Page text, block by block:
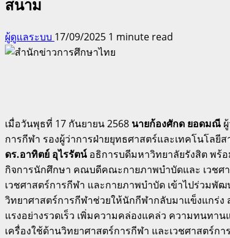
สนาม
ผู้ดูแลระบบ 17/09/2025 1 minute read
เมื่อวันพุธที่ 17 กันยายน 2568 นายก้องศักด ยอดมณี
การกีฬา รองผู้ว่าการฝ่ายยุทธศาสตร์และเทคโนโล
ดร.อาทิตย์ อุไรรัตน์อธิการบดีมหาวิทยาลัยรังสิต พร้
กิจการนักศึกษา คณบดีคณะกายภาพบำบัดและ เวชศ
เวชศาสตร์การกีฬา และกายภาพบำบัด เข้าไปร่วม
วิทยาศาสตร์การกีฬาช่วยให้นักกีฬากลับมาแข็งแกร่ง
แรงอย่างรวดเร็ว เพิ่มความคล่องแคล่ว ความทนทา
เครื่องใช้ด้านวิทยาศาสตร์การกีฬา และเวชศาสตร์